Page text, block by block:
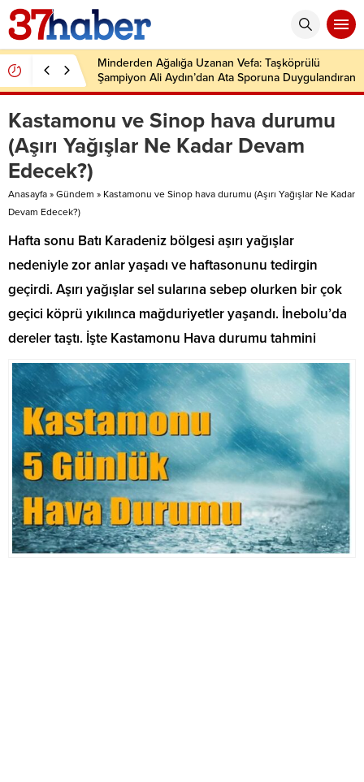
Minderden Ağalığa Uzanan Vefa: Taşköprülü
Şampiyon Ali Aydın’dan Ata Sporuna Duygulandıran
Dönüş
Kastamonu ve Sinop hava durumu
(Aşırı Yağışlar Ne Kadar Devam
Edecek?)
Anasayfa » Gündem » Kastamonu ve Sinop hava durumu (Aşırı Yağışlar Ne Kadar
Devam Edecek?)
Hafta sonu Batı Karadeniz bölgesi aşırı yağışlar
nedeniyle zor anlar yaşadı ve haftasonunu tedirgin
geçirdi. Aşırı yağışlar sel sularına sebep olurken bir çok
geçici köprü yıkılınca mağduriyetler yaşandı. İnebolu’da
dereler taştı. İşte Kastamonu Hava durumu tahmini